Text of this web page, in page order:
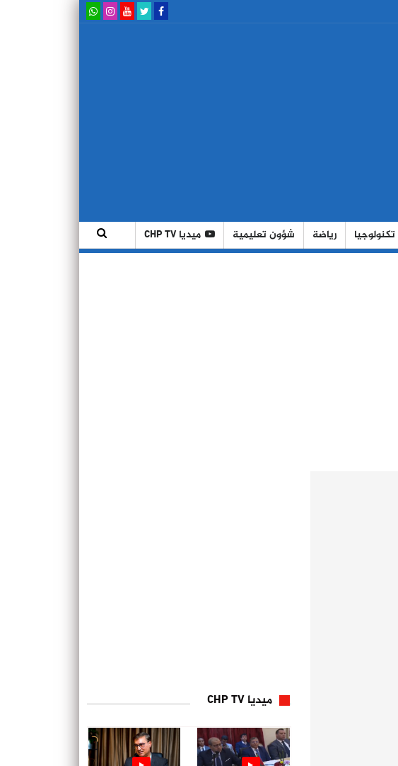
تكنولوجيا رياضة شؤون تعليمية ميديا CHP TV
ميديا CHP TV